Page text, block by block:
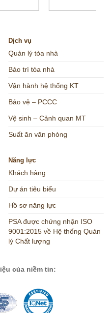
Dịch vụ
Quản lý tòa nhà
Bảo trì tòa nhà
Vận hành hệ thống KT
Bảo vệ – PCCC
Vệ sinh – Cảnh quan MT
Suất ăn văn phòng
Năng lực
Khách hàng
Dự án tiêu biểu
Hồ sơ năng lực
PSA được chứng nhận ISO
9001:2015 về Hệ thống Quản
lý Chất lượng
của niềm tin: